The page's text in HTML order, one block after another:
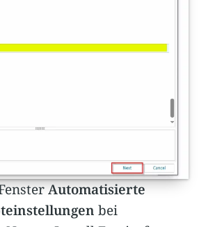
Automatisierte
bei